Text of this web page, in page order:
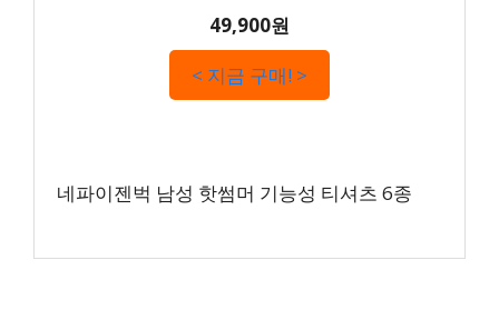
49,900원
< 지금 구매! >
네파이젠벅 남성 핫썸머 기능성 티셔츠 6종